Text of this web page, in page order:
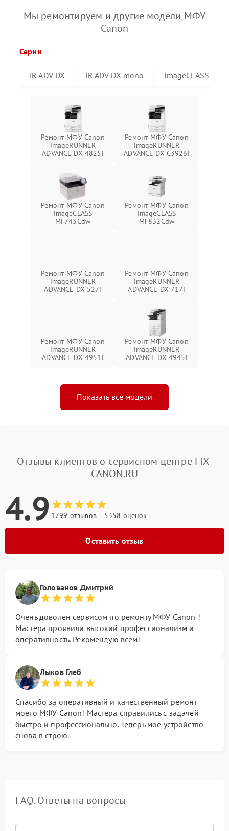
Мы ремонтируем и другие модели МФУ
Canon
Серии
iR ADV DX iR ADV DX mono imageCLASS
Ремонт МФУ Canon
imageRUNNER
ADVANCE DX 4825i
Ремонт МФУ Canon
imageRUNNER
ADVANCE DX C3926i
Ремонт МФУ Canon
imageCLASS
MF743Cdw
Ремонт МФУ Canon
imageCLASS
MF832Cdw
Ремонт МФУ Canon
imageRUNNER
ADVANCE DX 527i
Ремонт МФУ Canon
imageRUNNER
ADVANCE DX 717i
Ремонт МФУ Canon
imageRUNNER
ADVANCE DX 4951i
Ремонт МФУ Canon
imageRUNNER
ADVANCE DX 4945i
Показать все модели
Отзывы клиентов о сервисном центре FIX-
CANON.RU
4.9 1799 отзывов 5358 оценок
Оставить отзыв
Голованов Дмитрий
Очень доволен сервисом по ремонту МФУ Canon !
Мастера проявили высокий профессионализм и
оперативность. Рекомендую всем!
Лыков Глеб
Спасибо за оперативный и качественный ремонт
моего МФУ Canon! Мастера справились с задачей
быстро и профессионально. Теперь мое устройство
снова в строю.
FAQ. Ответы на вопросы